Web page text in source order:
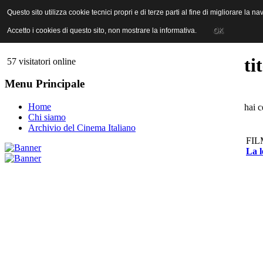
ANICA | Associazione Nazionale Industrie Cinematografiche
57 visitatori online
Menu Principale
Home
Chi siamo
Archivio del Cinema Italiano
hai
La
Questo sito utilizza cookie tecnici propri e di terze parti al fine di migliorare la
Accetto i cookies di questo sito, non mostrare la informativa. OK
Questo sito utilizza cookie tecnici propri e di terze parti al fine di migliorare la
Accetto i cookies di questo sito, non mostrare la informativa. OK